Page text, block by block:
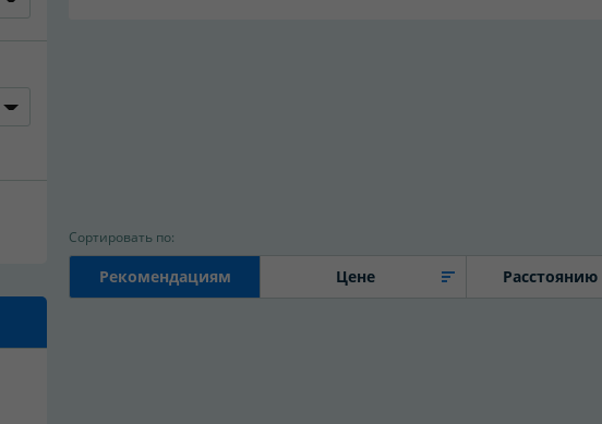
Сортировать по:
Рекомендациям Цене Расстоянию